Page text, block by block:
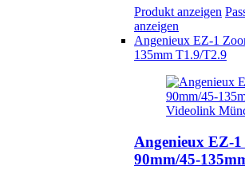
Produkt anzeigen
anzeigen
Angenieux EZ-1
135mm T1.9/T2.9
Angenieux EZ-
90mm/45-